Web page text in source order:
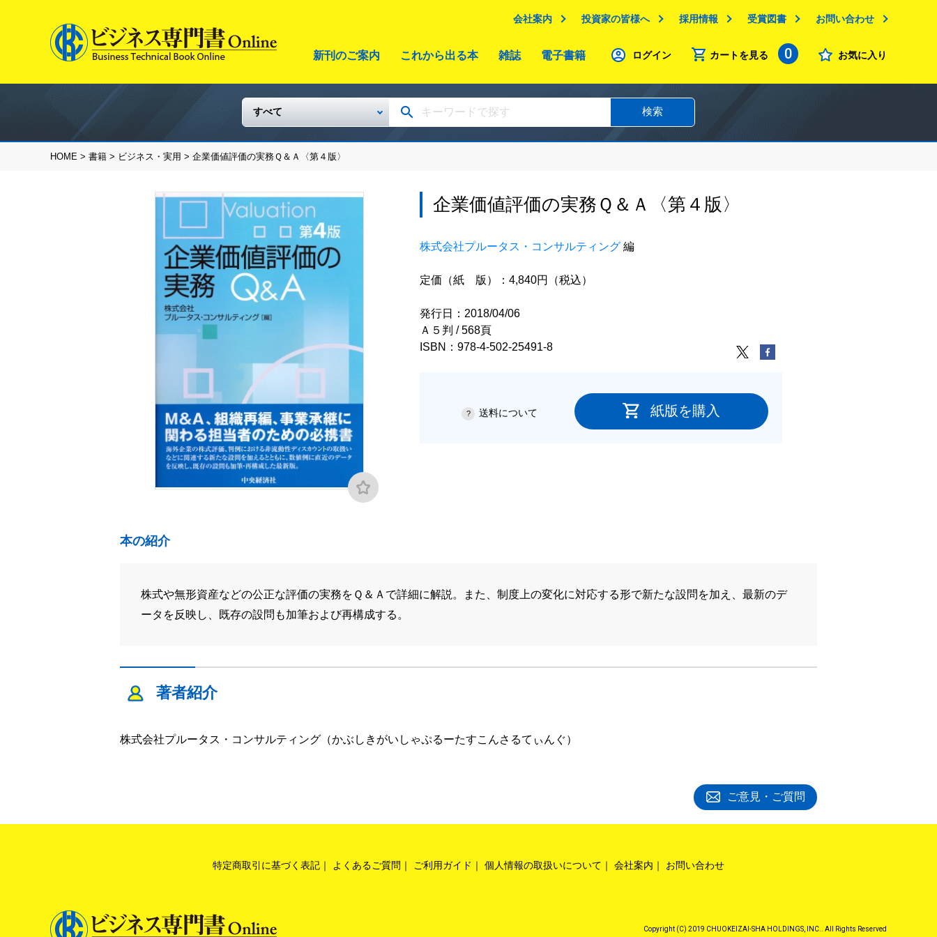
会社案内 投資家の皆様へ 採用情報 受賞図書 お問い合わせ
新刊のご案内 これから出る本 雑誌 電子書籍 ログイン カートを見る 0 お気に入り
検索
HOME > 書籍 > ビジネス・実用 > 企業価値評価の実務Ｑ＆Ａ〈第４版〉
企業価値評価の実務Ｑ＆Ａ〈第４版〉
株式会社プルータス・コンサルティング 編
定価（紙 版）：4,840円（税込）
発行日：2018/04/06
Ａ５判 / 568頁
ISBN：978-4-502-25491-8
紙版を購入
送料について
本の紹介
株式や無形資産などの公正な評価の実務をＱ＆Ａで詳細に解説。また、制度上の変化に対応する形で新たな設問を加え、最新のデ
ータを反映し、既存の設問も加筆および再構成する。
著者紹介
株式会社プルータス・コンサルティング（かぶしきがいしゃぷるーたすこんさるてぃんぐ）
ご意見・ご質問
特定商取引に基づく表記 よくあるご質問 ご利用ガイド 個人情報の取扱いについて 会社案内 お問い合わせ
Copyright (C) 2019 CHUOKEIZAI-SHA HOLDINGS, INC.. All Rights Reserved